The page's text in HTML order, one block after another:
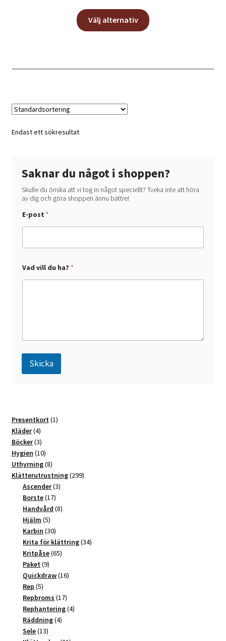
till
165,00 kr
Välj alternativ
Den
här
Endast ett sökresultat
Saknar du något i shoppen?
Skulle du önska att vi tog in något speciellt? Tveka inte att höra
av dig och göra shoppen ännu bättre!
E-post *
a
l
Vad vill du ha? *
Skicka
e
r
n
a
t
i
v
e
Presentkort 11
Kläder 44
produkter
Böcker 33
produkter
Hygien 1010
produkter
Uthyrning 88
produkter
Klätterutrustning 299299
Ascender 33
Borste 1717
produkter
Handvård 88
Hjälm 55
produkter
Karbin 3030
produkter
Krita för klättring 3434
Kritpåse 6565
Paket 99
produkter
Quickdraw 1616
Rep 55
produkter
Repbroms 1717
produkter
Rephantering 44
Räddning 44
Sele 1313